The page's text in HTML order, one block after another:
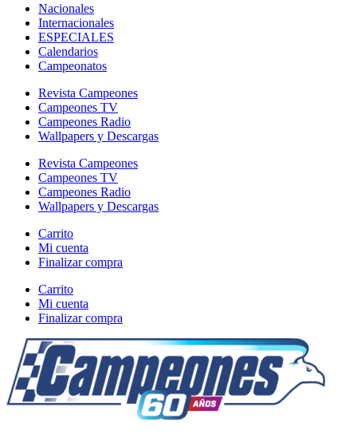
Nacionales
Internacionales
ESPECIALES
Calendarios
Campeonatos
Revista Campeones
Campeones TV
Campeones Radio
Wallpapers y Descargas
Revista Campeones
Campeones TV
Campeones Radio
Wallpapers y Descargas
Carrito
Mi cuenta
Finalizar compra
Carrito
Mi cuenta
Finalizar compra